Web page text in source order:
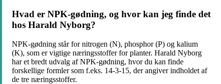
Hvad er NPK-gødning, og hvor kan jeg finde det
hos Harald Nyborg?
NPK-gødning står for nitrogen (N), phosphor (P) og kalium
(K), som er vigtige næringsstoffer for planter. Harald Nyborg
har et bredt udvalg af NPK-gødning, hvor du kan finde
forskellige formler som f.eks. 14-3-15, der angiver indholdet af
de tre næringsstoffer.